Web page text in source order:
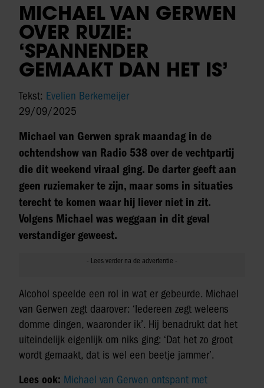
MICHAEL VAN GERWEN
OVER RUZIE:
‘SPANNENDER
GEMAAKT DAN HET IS’
Tekst: Evelien Berkemeijer
29/09/2025
Michael van Gerwen sprak maandag in de
ochtendshow van Radio 538 over de vechtpartij
die dit weekend viraal ging. De darter geeft aan
geen ruziemaker te zijn, maar soms in situaties
terecht te komen waar hij liever niet in zit.
Volgens Michael was weggaan in dit geval
verstandiger geweest.
Alcohol speelde een rol in wat er gebeurde. Michael
van Gerwen zegt daarover: ‘Iedereen zegt weleens
domme dingen, waaronder ik’. Hij benadrukt dat het
uiteindelijk eigenlijk om niks ging: ‘Dat het zo groot
wordt gemaakt, dat is wel een beetje jammer’.
Lees ook: Michael van Gerwen ontspant met